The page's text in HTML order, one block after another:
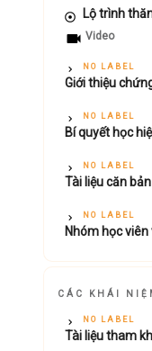
Lộ trình
Video
NO LABEL
Giới thiệu
NO LABEL
Bí quyết học
NO LABEL
Tài liệu căn
NO LABEL
Nhóm học
CÁC KHÁI
NO LABEL
Tài liệu tham